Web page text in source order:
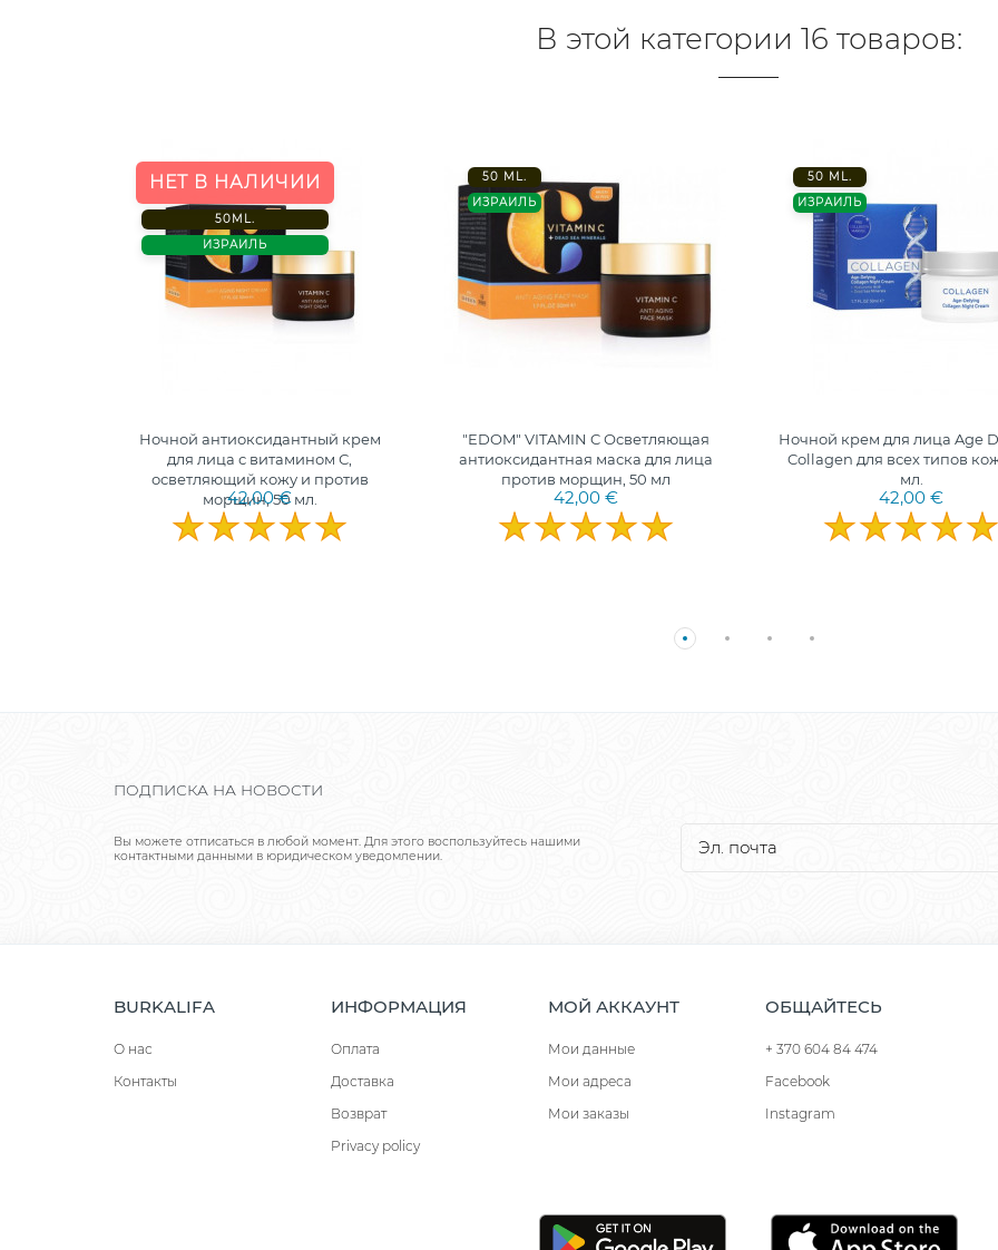
В этой категории 16 товаров:
НЕТ В НАЛИЧИИ
50ML.
ИЗРАИЛЬ
Ночной антиоксидантный крем
для лица с витамином С,
осветляющий кожу и против
морщин, 50 мл.
42,00 €
50 ML.
ИЗРАИЛЬ
"EDOM" VITAMIN C Осветляющая
антиоксидантная маска для лица
против морщин, 50 мл
42,00 €
50 ML.
ИЗРАИЛЬ
Ночной крем для лица Age
Collagen для всех типов
мл.
42,00 €
ПОДПИСКА НА НОВОСТИ
Вы можете отписаться в любой момент. Для этого воспользуйтесь нашими
контактными данными в юридическом уведомлении.
BURKALIFA
О нас
Контакты
ИНФОРМАЦИЯ
Оплата
Доставка
Возврат
Privacy policy
МОЙ АККАУНТ
Мои данные
Мои адреса
Мои заказы
ОБЩАЙТЕСЬ
+ 370 604 84 474
Facebook
Instagram